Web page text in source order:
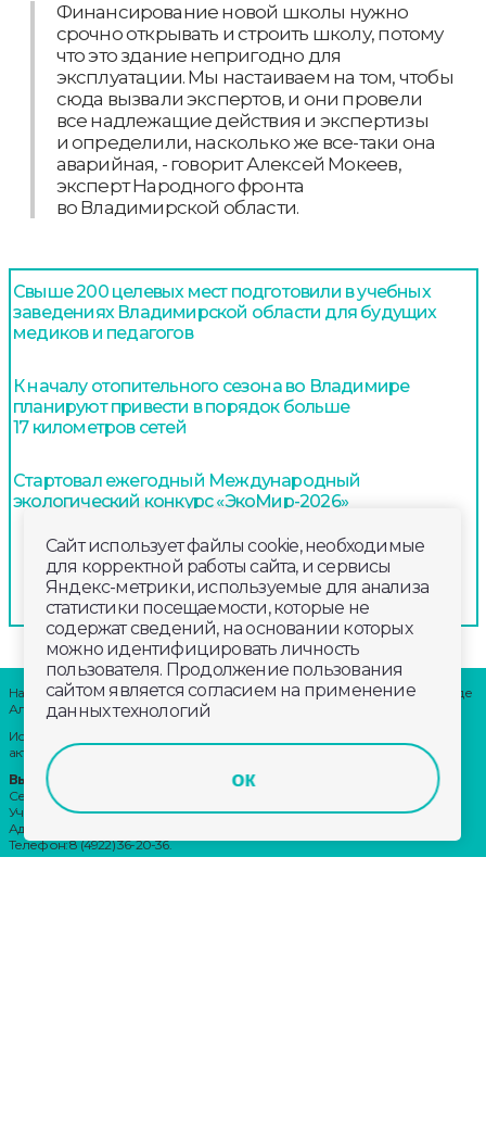
Финансирование новой школы нужно
срочно открывать и строить школу, потому
что это здание непригодно для
эксплуатации. Мы настаиваем на том, чтобы
сюда вызвали экспертов, и они провели
все надлежащие действия и экспертизы
и определили, насколько же все-таки она
аварийная, - говорит Алексей Мокеев,
эксперт Народного фронта
во Владимирской области.
Свыше 200 целевых мест подготовили в учебных
заведениях Владимирской области для будущих
медиков и педагогов
К началу отопительного сезона во Владимире
планируют привести в порядок больше
17 километров сетей
Стартовал ежегодный Международный
экологический конкурс «ЭкоМир-2026»
Наши партнеры: радио «LikeFm» 107,9 Fm во Владимире и 102,8 Fm в городе
Александрове
Использование материалов сайта допускается только при наличии
активной ссылки.
Выходные данные:
Сетевое издание: «Губерния 33»
Учредитель: ООО «Телерадиокомпания «Губерния-33»
Адрес: Воронцовский переулок, д.4.г. Владимир, 600000
Телефон: 8 (4922) 36-20-36.
E-Mail: news@trc33.ru
Сайт использует файлы cookie, необходимые
для корректной работы сайта, и сервисы
Яндекс-метрики, используемые для анализа
статистики посещаемости, которые не
содержат сведений, на основании которых
можно идентифицировать личность
пользователя. Продолжение пользования
сайтом является согласием на применение
данных технологий
ок